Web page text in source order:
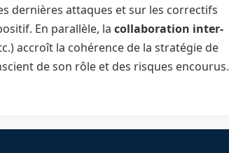
dernières attaques et sur les correctifs
En parallèle, la collaboration inter-
accroît la cohérence de la stratégie de
de son rôle et des risques encourus.